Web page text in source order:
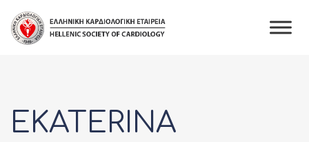
content
EKATERINA